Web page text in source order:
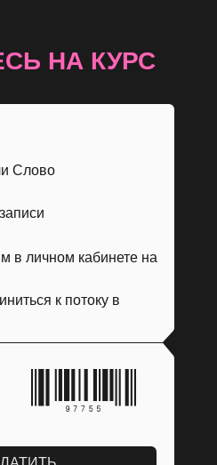
НА КУРС
в личном кабинете на
к потоку в
Слово